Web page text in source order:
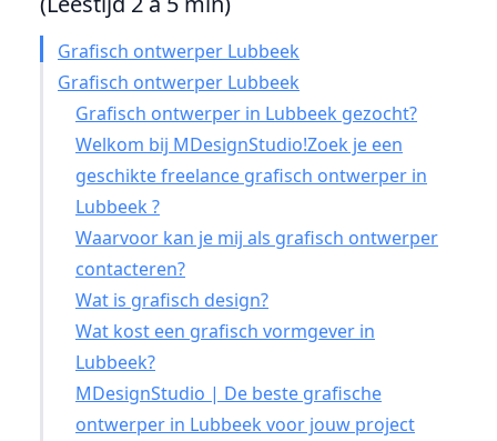
Grafisch ontwerper Lubbeek
Grafisch ontwerper Lubbeek
Grafisch ontwerper in Lubbeek gezocht?
Welkom bij MDesignStudio!Zoek je een
geschikte freelance grafisch ontwerper in
Lubbeek ?
Waarvoor kan je mij als grafisch ontwerper
contacteren?
Wat is grafisch design?
Wat kost een grafisch vormgever in
Lubbeek?
MDesignStudio | De beste grafische
ontwerper in Lubbeek voor jouw project